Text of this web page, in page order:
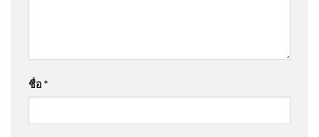
ชื่อ *